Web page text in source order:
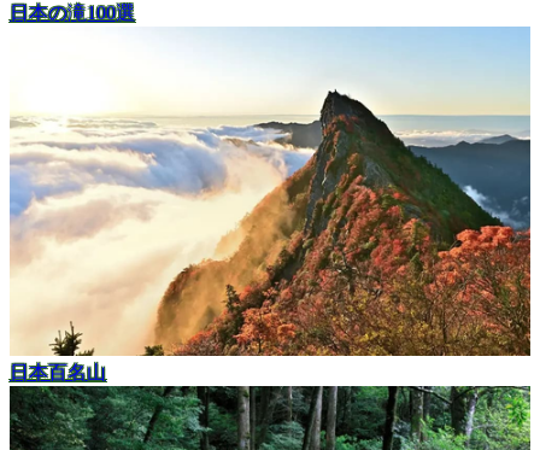
日本の滝100選
日本百名山